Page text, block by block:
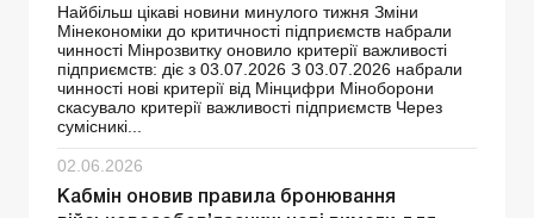
Найбільш цікаві новини минулого тижня Зміни
Мінекономіки до критичності підприємств набрали
чинності Мінрозвитку оновило критерії важливості
підприємств: діє з 03.07.2026 З 03.07.2026 набрали
чинності нові критерії від Мінцифри Міноборони
скасувало критерії важливості підприємств Через
сумісникі...
02.06.2026
Кабмін оновив правила бронювання